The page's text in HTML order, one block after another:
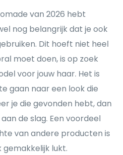
van 2026 hebt
nog belangrijk dat je ook
Dit hoeft niet heel
moet doen, is op zoek
voor jouw haar. Het is
gaan naar een look die
je die gevonden hebt, dan
de slag. Een voordeel
van andere producten is
lukt.